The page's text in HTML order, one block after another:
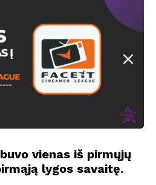
vienas iš pirmųjų
lygos savaitę.